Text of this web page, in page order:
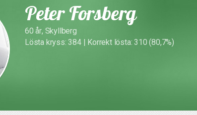
Peter Forsberg
60 år, Skyllberg
Lösta kryss: 384 | Korrekt lösta: 310 (80,7%)